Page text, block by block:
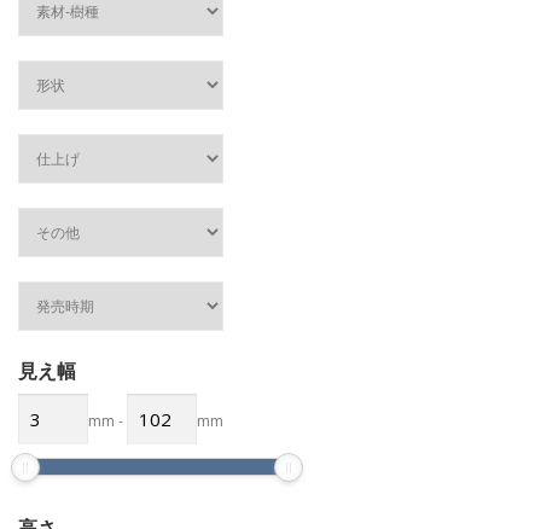
見え幅
mm - mm